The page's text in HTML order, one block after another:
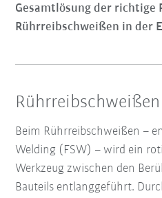
Gesamtlösung der richtige
Rührreibschweißen in der
Beim Rührreibschweißen –
Welding (FSW) – wird ein
Werkzeug zwischen den
Bauteils entlanggeführt.